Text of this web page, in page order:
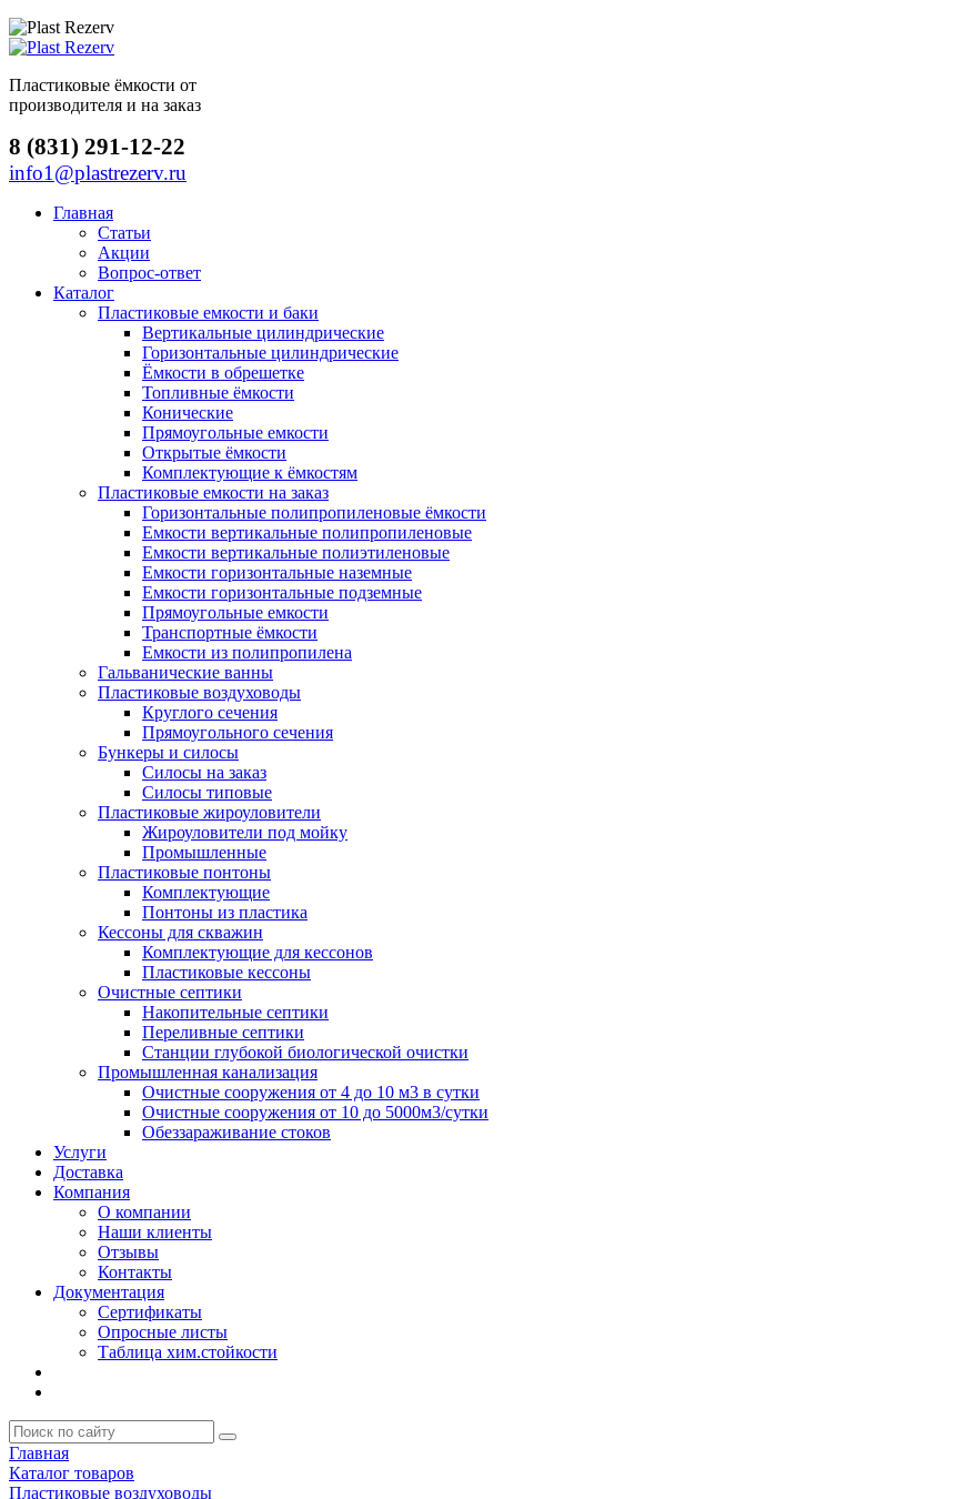
Пластиковые ёмкости от
производителя и на заказ
8 (831) 291-12-22
info1@plastrezerv.ru
Главная
Статьи
Акции
Вопрос-ответ
Каталог
Пластиковые емкости и баки
Вертикальные цилиндрические
Горизонтальные цилиндрические
Ёмкости в обрешетке
Топливные ёмкости
Конические
Прямоугольные емкости
Открытые ёмкости
Комплектующие к ёмкостям
Пластиковые емкости на заказ
Горизонтальные полипропиленовые ёмкости
Емкости вертикальные полипропиленовые
Емкости вертикальные полиэтиленовые
Емкости горизонтальные наземные
Емкости горизонтальные подземные
Прямоугольные емкости
Транспортные ёмкости
Емкости из полипропилена
Гальванические ванны
Пластиковые воздуховоды
Круглого сечения
Прямоугольного сечения
Бункеры и силосы
Силосы на заказ
Силосы типовые
Пластиковые жироуловители
Жироуловители под мойку
Промышленные
Пластиковые понтоны
Комплектующие
Понтоны из пластика
Кессоны для скважин
Комплектующие для кессонов
Пластиковые кессоны
Очистные септики
Накопительные септики
Переливные септики
Станции глубокой биологической очистки
Промышленная канализация
Очистные сооружения от 4 до 10 м3 в сутки
Очистные сооружения от 10 до 5000м3/сутки
Обеззараживание стоков
Услуги
Доставка
Компания
О компании
Наши клиенты
Отзывы
Контакты
Документация
Сертификаты
Опросные листы
Таблица хим.стойкости
Главная
Каталог товаров
Пластиковые воздуховоды